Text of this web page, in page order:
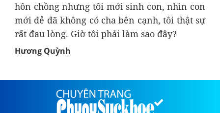
hôn chồng nhưng tôi mới sinh con, nhìn con
mới đẻ đã không có cha bên cạnh, tôi thật sự
rất đau lòng. Giờ tôi phải làm sao đây?
Hương Quỳnh